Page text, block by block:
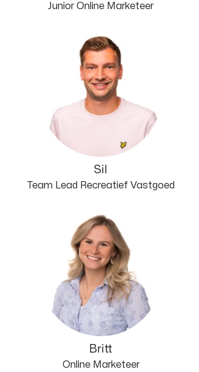
Junior Online Marketeer
Sil
Team Lead Recreatief Vastgoed
Britt
Online Marketeer